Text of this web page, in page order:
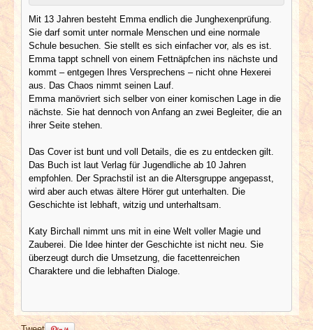
Mit 13 Jahren besteht Emma endlich die Junghexenprüfung.
Sie darf somit unter normale Menschen und eine normale
Schule besuchen. Sie stellt es sich einfacher vor, als es ist.
Emma tappt schnell von einem Fettnäpfchen ins nächste und
kommt – entgegen Ihres Versprechens – nicht ohne Hexerei
aus. Das Chaos nimmt seinen Lauf.
Emma manövriert sich selber von einer komischen Lage in die
nächste. Sie hat dennoch von Anfang an zwei Begleiter, die an
ihrer Seite stehen.
Das Cover ist bunt und voll Details, die es zu entdecken gilt.
Das Buch ist laut Verlag für Jugendliche ab 10 Jahren
empfohlen. Der Sprachstil ist an die Altersgruppe angepasst,
wird aber auch etwas ältere Hörer gut unterhalten. Die
Geschichte ist lebhaft, witzig und unterhaltsam.
Katy Birchall nimmt uns mit in eine Welt voller Magie und
Zauberei. Die Idee hinter der Geschichte ist nicht neu. Sie
überzeugt durch die Umsetzung, die facettenreichen
Charaktere und die lebhaften Dialoge.